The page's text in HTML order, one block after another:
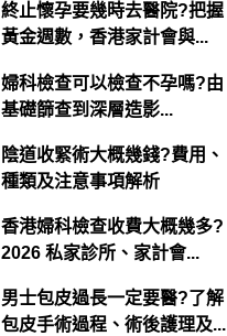
終止懷孕要幾時去醫院?把握
黃金週數，香港家計會與...
婦科檢查可以檢查不孕嗎?由
基礎篩查到深層造影...
陰道收緊術大概幾錢?費用、
種類及注意事項解析
香港婦科檢查收費大概幾多?
2026 私家診所、家計會...
男士包皮過長一定要醫?了解
包皮手術過程、術後護理及...